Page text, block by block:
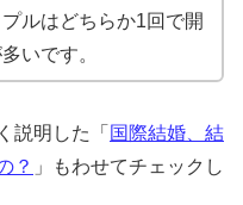
ルはどちらか1回で開
いです。
説明した「 国際結婚、結
？ 」もわせてチェックし